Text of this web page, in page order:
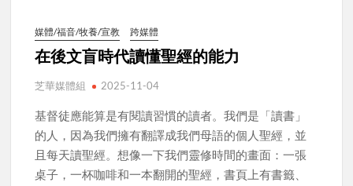
媒體/福音/牧養/宣教 跨媒體
在後文盲時代讀懂聖經的能力
芝華媒體組 2025-11-04
基督徒應能算是有閱讀習慣的讀者。我們是「讀書」
的人，因為我們擁有翻譯成我們母語的個人聖經，並
且每天讀聖經。想像一下我們靈修時間的畫面：一張
桌子，一杯咖啡和一本翻開的聖經，書頁上有書籤、